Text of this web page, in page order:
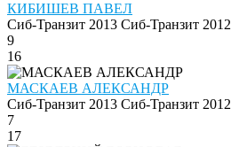
КИБИШЕВ ПАВЕЛ
Сиб-Транзит 2013 Сиб-Транзит 2012
9
16
МАСКАЕВ АЛЕКСАНДР
Сиб-Транзит 2013 Сиб-Транзит 2012
7
17